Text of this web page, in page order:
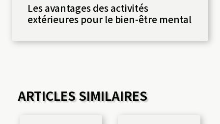
Les avantages des activités
extérieures pour le bien-être mental
ARTICLES SIMILAIRES